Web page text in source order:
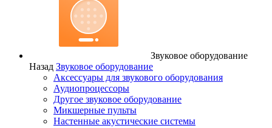
Звуковое оборудование
Назад Звуковое оборудование
Аксессуары для звукового оборудования
Аудиопроцессоры
Другое звуковое оборудование
Микшерные пульты
Настенные акустические системы